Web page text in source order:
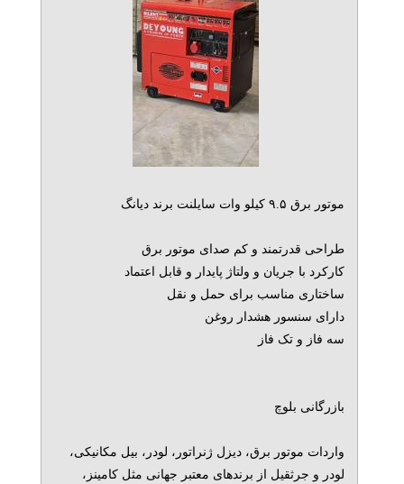
موتور برق ۹.۵ کیلو وات سایلنت برند دیانگ
طراحی قدرتمند و کم صدای موتور برق
کارکرد با جریان و ولتاژ پایدار و قابل اعتماد
ساختاری مناسب برای حمل و نقل
دارای سنسور هشدار روغن
سه فاز و تک فاز
بازرگانی بلوچ
واردات موتور برق، دیزل ژنراتور، لودر، بیل مکانیکی،
لودر و جرثقیل از برندهای معتبر جهانی مثل کامینز،